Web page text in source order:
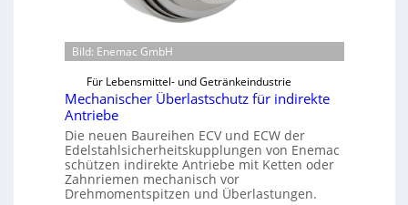
Bild: Enemac GmbH
Für Lebensmittel- und Getränkeindustrie
Mechanischer Überlastschutz für indirekte
Antriebe
Die neuen Baureihen ECV und ECW der
Edelstahlsicherheitskupplungen von Enemac
schützen indirekte Antriebe mit Ketten oder
Zahnriemen mechanisch vor
Drehmomentspitzen und Überlastungen.